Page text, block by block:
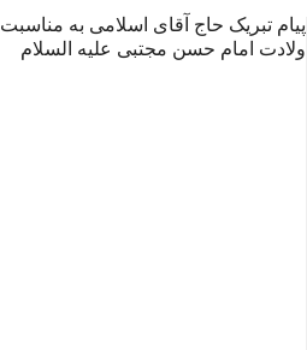
پیام تبریک حاج آقای اسلامی به مناسبت
ولادت امام حسن مجتبی علیه السلام